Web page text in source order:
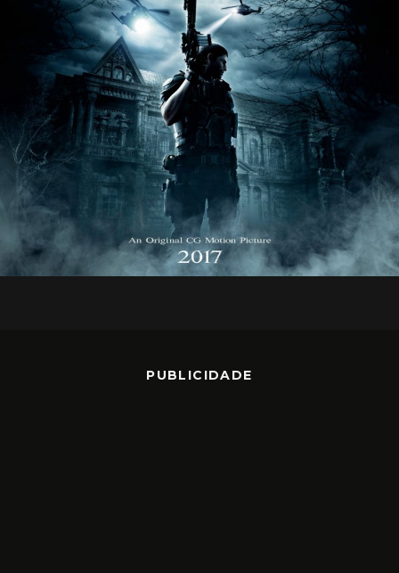
PUBLICIDADE